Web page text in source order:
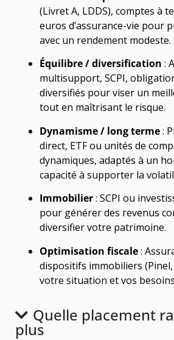
(Livret A, LDDS), comptes à
euros d’assurance-vie pour
avec un rendement modeste.
Équilibre / diversification :
multisupport, SCPI,
diversifiés pour viser un
tout en maîtrisant le risque.
Dynamisme / long terme:
direct, ETF ou unités de
dynamiques, adaptés à un
capacité à supporter la
Immobilier: SCPI ou
pour générer des revenus
diversifier votre patrimoine.
Optimisation fiscale:
dispositifs immobiliers
votre situation et vos
Quelle placement
plus